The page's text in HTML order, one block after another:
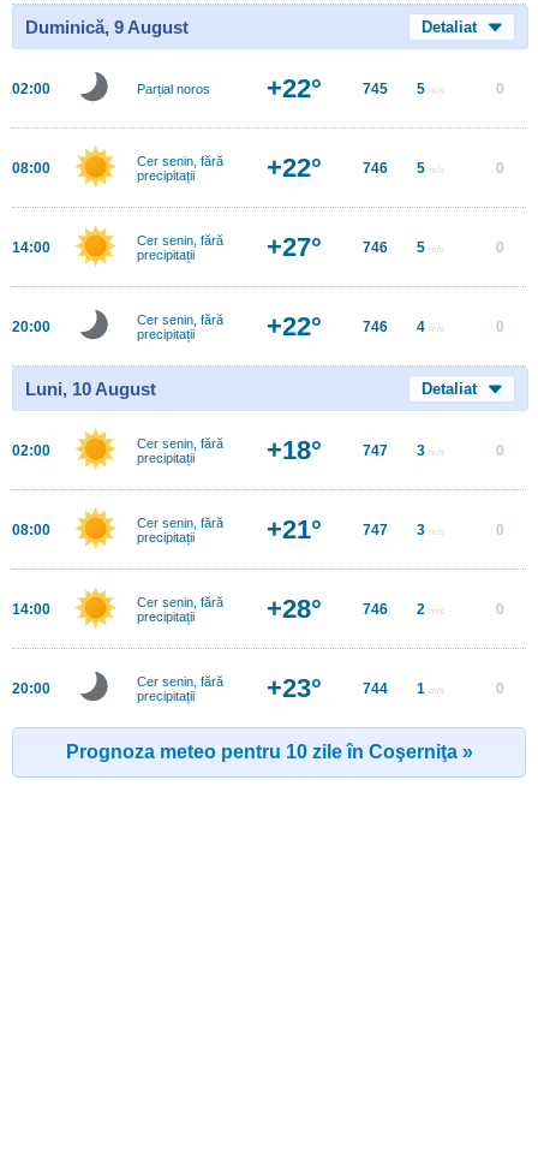
Duminică, 9 August Detaliat
02:00 Parțial noros +22° 745 5 m/s 0
08:00
Cer senin, fără
precipitații
+22° 746 5 m/s 0
14:00
Cer senin, fără
precipitații
+27° 746 5 m/s 0
20:00
Cer senin, fără
precipitații
+22° 746 4 m/s 0
Luni, 10 August Detaliat
02:00
Cer senin, fără
precipitații
+18° 747 3 m/s 0
08:00
Cer senin, fără
precipitații
+21° 747 3 m/s 0
14:00
Cer senin, fără
precipitații
+28° 746 2 m/s 0
20:00
Cer senin, fără
precipitații
+23° 744 1 m/s 0
Prognoza meteo pentru 10 zile în Coşerniţa »